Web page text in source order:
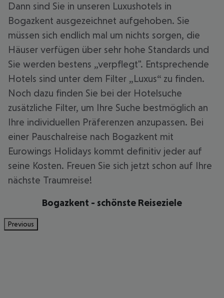
Dann sind Sie in unseren Luxushotels in
Bogazkent ausgezeichnet aufgehoben. Sie
müssen sich endlich mal um nichts sorgen, die
Häuser verfügen über sehr hohe Standards und
Sie werden bestens „verpflegt". Entsprechende
Hotels sind unter dem Filter „Luxus“ zu finden.
Noch dazu finden Sie bei der Hotelsuche
zusätzliche Filter, um Ihre Suche bestmöglich an
Ihre individuellen Präferenzen anzupassen. Bei
einer Pauschalreise nach Bogazkent mit
Eurowings Holidays kommt definitiv jeder auf
seine Kosten. Freuen Sie sich jetzt schon auf Ihre
nächste Traumreise!
Bogazkent - schönste Reiseziele
Previous